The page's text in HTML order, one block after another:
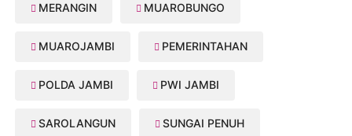
MERANGIN MUAROBUNGO
MUAROJAMBI PEMERINTAHAN
POLDA JAMBI PWI JAMBI
SAROLANGUN SUNGAI PENUH